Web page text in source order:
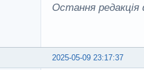
Остання редакція
2025-05-09 23:17:37